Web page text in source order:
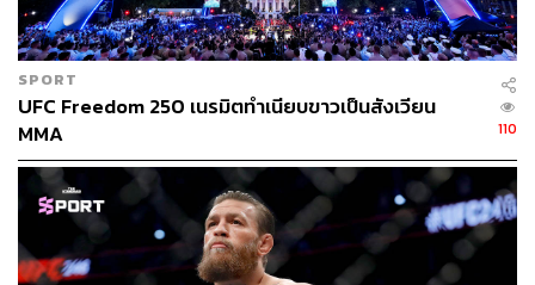
SPORT
UFC Freedom 250 เนรมิตทำเนียบขาวเป็นสังเวียน
MMA
110